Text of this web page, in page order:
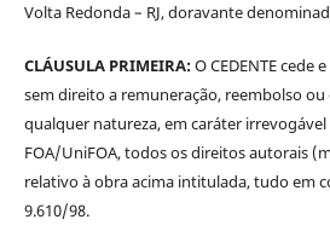
Volta Redonda – RJ, doravante
CLÁUSULA PRIMEIRA:O CEDENTE cede
sem direito a remuneração, reembolso ou
qualquer natureza, em caráter
FOA/UniFOA, todos os direitos autorais
relativo à obra acima intitulada, tudo em
9.610/98.